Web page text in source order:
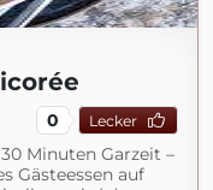
0 Lecker
Minuten Garzeit –
Gästeessen auf